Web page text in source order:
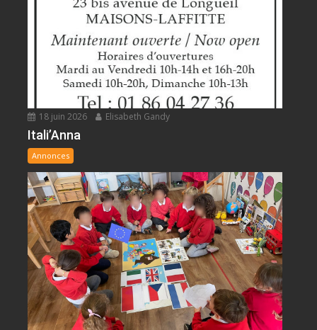
18 juin 2026 Elisabeth Gandy
Itali’Anna
Annonces